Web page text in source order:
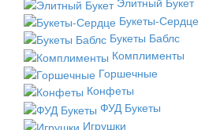
Букеты-Сердце
Букеты Баблс
Комплименты
Горшечные
Конфеты
ФУД Букеты
Игрушки